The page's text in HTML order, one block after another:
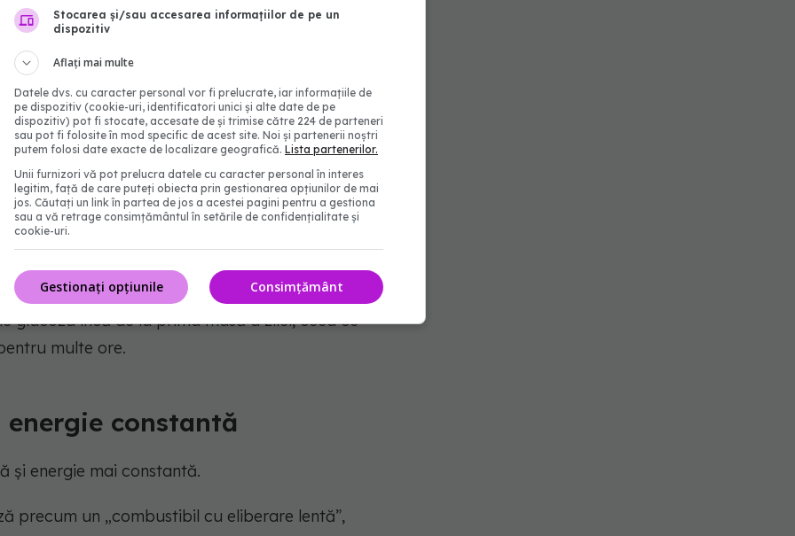
fibrelor este încetinirea absorbției zahărului în
produse rafinate, pâine albă, cereale cu zahăr
rapid și apoi scade brusc. Aceste fluctuații
și a supraalimentării mai târziu în cursul zilei.
Montefiore Medical Center din New York,
un gel în intestin care încetinește absorbția
glucoza încă de la prima masă a zilei, ceea ce
multe ore.
constantă
și energie mai constantă.
precum un „combustibil cu eliberare lentă”,
Stocarea și/sau accesarea informațiilor de pe un
dispozitiv
Aflați mai multe
Datele dvs. cu caracter personal vor fi prelucrate, iar informațiile de
pe dispozitiv (cookie-uri, identificatori unici și alte date de pe
dispozitiv) pot fi stocate, accesate de și trimise către 224 de parteneri
sau pot fi folosite în mod specific de acest site. Noi și partenerii noștri
putem folosi date exacte de localizare geografică. Lista partenerilor.
Unii furnizori vă pot prelucra datele cu caracter personal în interes
legitim, față de care puteți obiecta prin gestionarea opțiunilor de mai
jos. Căutați un link în partea de jos a acestei pagini pentru a gestiona
sau a vă retrage consimțământul în setările de confidențialitate și
cookie-uri.
Consimțământ
Gestionați opțiunile